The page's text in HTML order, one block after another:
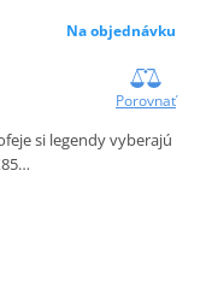
Na objednávku
Porovnať
si legendy vyberajú